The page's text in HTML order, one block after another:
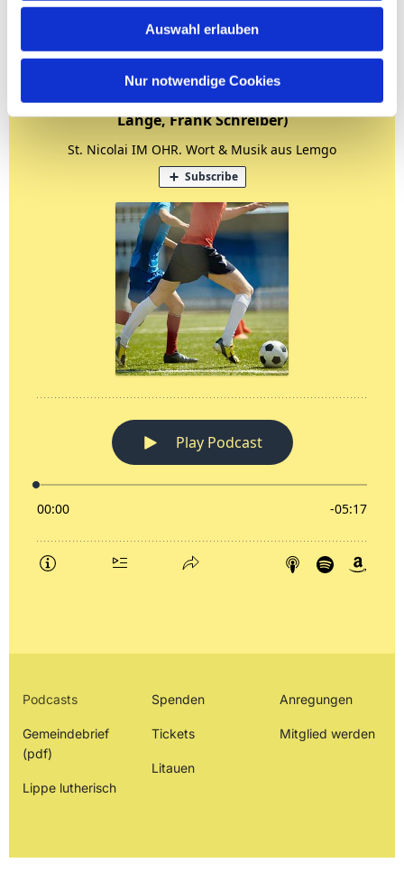
Auswahl erlauben
Nur notwendige Cookies
Podcasts
Gemeindebrief
(pdf)
Lippe lutherisch
Spenden
Tickets
Litauen
Anregungen
Mitglied werden